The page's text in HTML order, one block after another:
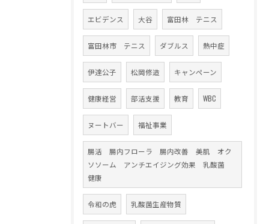
エビデンス 大谷 富田林 テニス
富田林市 テニス ダブルス 熱中症
伊達公子 松岡修造 キャンペーン
健康経営 部活支援 教育 WBC
ヌートバー 福祉事業
腸活 腸内フローラ 腸内改善 美肌 オク
ソソーム アンチエイジング効果 乳酸菌
健康
令和の虎 乳酸菌生産物質